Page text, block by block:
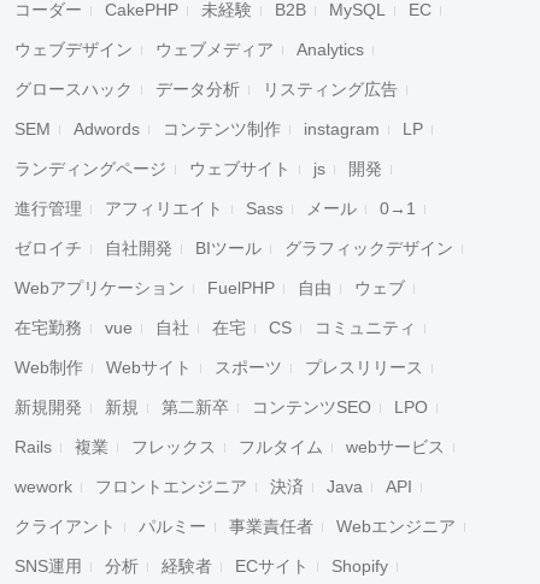
コーダー CakePHP 未経験 B2B MySQL EC
ウェブデザイン ウェブメディア Analytics
グロースハック データ分析 リスティング広告
SEM Adwords コンテンツ制作 instagram LP
ランディングページ ウェブサイト js 開発
進行管理 アフィリエイト Sass メール 0→1
ゼロイチ 自社開発 BIツール グラフィックデザイン
Webアプリケーション FuelPHP 自由 ウェブ
在宅勤務 vue 自社 在宅 CS コミュニティ
Web制作 Webサイト スポーツ プレスリリース
新規開発 新規 第二新卒 コンテンツSEO LPO
Rails 複業 フレックス フルタイム webサービス
wework フロントエンジニア 決済 Java API
クライアント パルミー 事業責任者 Webエンジニア
SNS運用 分析 経験者 ECサイト Shopify